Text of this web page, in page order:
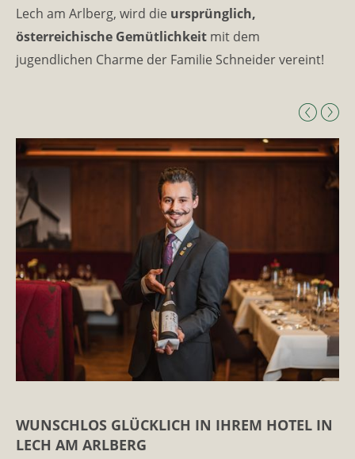
Lech am Arlberg, wird die ursprünglich,
österreichische Gemütlichkeit mit dem
jugendlichen Charme der Familie Schneider vereint!
WUNSCHLOS GLÜCKLICH IN IHREM HOTEL IN
LECH AM ARLBERG